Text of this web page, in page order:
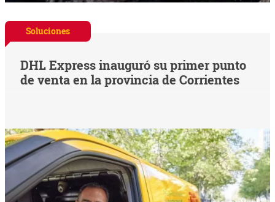
Soluciones
DHL Express inauguró su primer punto
de venta en la provincia de Corrientes